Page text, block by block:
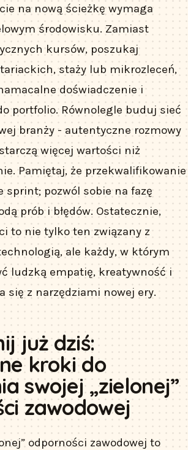
na nową ścieżkę wymaga
środowisku. Zamiast
kursów, poszukaj
staży lub mikrozleceń,
doświadczenie i
portfolio. Równolegle buduj sieć
branży - autentyczne rozmowy
więcej wartości niż
Pamiętaj, że przekwalifikowanie
sprint; pozwól sobie na fazę
prób i błędów. Ostatecznie,
to nie tylko ten związany z
ale każdy, w którym
ludzką empatię, kreatywność i
się z narzędziami nowej ery.
już dziś:
kroki do
swojej „zielonej”
zawodowej
odporności zawodowej to